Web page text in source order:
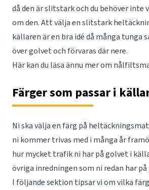
då den är slitstark och du behöver inte
om den. Att välja en slitstark
källaren är en bra idé då många tunga
över golvet och förvaras där nere.
Här kan du läsa ännu mer om
Färger som passar i
Ni ska välja en färg på
ni kommer trivas med i många år
hur mycket trafik ni har på golvet i
övriga inredningen som ni redan har
I följande sektion tipsar vi om vilka